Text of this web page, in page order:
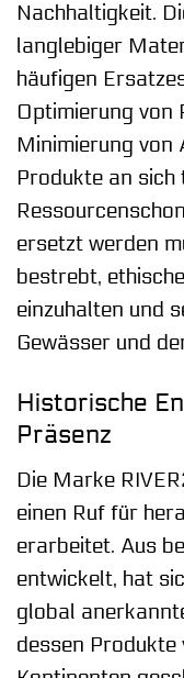
Nachhaltigkeit.
langlebiger
häufigen
Optimierung von
Minimierung von
Produkte an
ersetzt werden
bestrebt,
einzuhalten und
Gewässer und
Historische
Präsenz
Die Marke
einen Ruf für
erarbeitet. Aus
entwickelt, hat
global
dessen